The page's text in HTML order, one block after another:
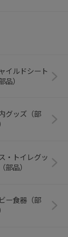
イルドシート
品）
グッズ（部
・トイレグッ
部品）
ー食器（部